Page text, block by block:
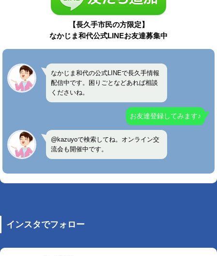
【長久手市民の方限定】
なかじま和代公式LINEお友達募集中
なかじま和代の公式LINEで長久手情報
配信中です。困りごとなどあれば相談
くださいね。
お友達登録してみます♪
@kazuyoで検索してね。オンライン交
流会も開催中です。
インスタでフォロー